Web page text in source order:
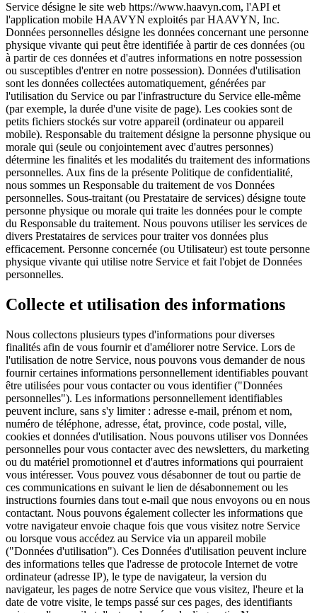
Service désigne le site web https://www.haavyn.com, l'API et
l'application mobile HAAVYN exploités par HAAVYN, Inc.
Données personnelles désigne les données concernant une personne
physique vivante qui peut être identifiée à partir de ces données (ou
à partir de ces données et d'autres informations en notre possession
ou susceptibles d'entrer en notre possession). Données d'utilisation
sont les données collectées automatiquement, générées par
l'utilisation du Service ou par l'infrastructure du Service elle-même
(par exemple, la durée d'une visite de page). Les cookies sont de
petits fichiers stockés sur votre appareil (ordinateur ou appareil
mobile). Responsable du traitement désigne la personne physique ou
morale qui (seule ou conjointement avec d'autres personnes)
détermine les finalités et les modalités du traitement des informations
personnelles. Aux fins de la présente Politique de confidentialité,
nous sommes un Responsable du traitement de vos Données
personnelles. Sous-traitant (ou Prestataire de services) désigne toute
personne physique ou morale qui traite les données pour le compte
du Responsable du traitement. Nous pouvons utiliser les services de
divers Prestataires de services pour traiter vos données plus
efficacement. Personne concernée (ou Utilisateur) est toute personne
physique vivante qui utilise notre Service et fait l'objet de Données
personnelles.
Collecte et utilisation des informations
Nous collectons plusieurs types d'informations pour diverses
finalités afin de vous fournir et d'améliorer notre Service. Lors de
l'utilisation de notre Service, nous pouvons vous demander de nous
fournir certaines informations personnellement identifiables pouvant
être utilisées pour vous contacter ou vous identifier ("Données
personnelles"). Les informations personnellement identifiables
peuvent inclure, sans s'y limiter : adresse e-mail, prénom et nom,
numéro de téléphone, adresse, état, province, code postal, ville,
cookies et données d'utilisation. Nous pouvons utiliser vos Données
personnelles pour vous contacter avec des newsletters, du marketing
ou du matériel promotionnel et d'autres informations qui pourraient
vous intéresser. Vous pouvez vous désabonner de tout ou partie de
ces communications en suivant le lien de désabonnement ou les
instructions fournies dans tout e-mail que nous envoyons ou en nous
contactant. Nous pouvons également collecter les informations que
votre navigateur envoie chaque fois que vous visitez notre Service
ou lorsque vous accédez au Service via un appareil mobile
("Données d'utilisation"). Ces Données d'utilisation peuvent inclure
des informations telles que l'adresse de protocole Internet de votre
ordinateur (adresse IP), le type de navigateur, la version du
navigateur, les pages de notre Service que vous visitez, l'heure et la
date de votre visite, le temps passé sur ces pages, des identifiants